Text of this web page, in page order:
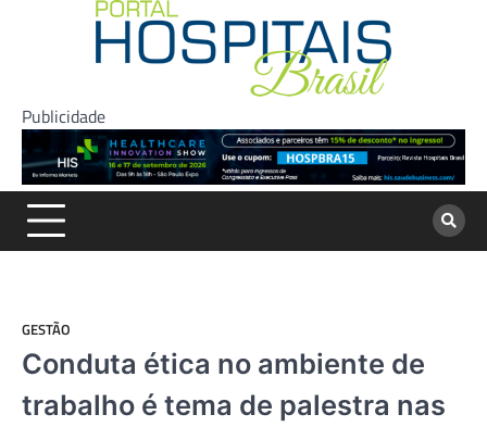
Publicidade
GESTÃO
Conduta ética no ambiente de
trabalho é tema de palestra nas